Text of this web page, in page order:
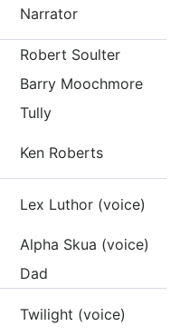
Narrator
Robert Soulter
Barry Moochmore
Tully
Ken Roberts
Lex Luthor (voice)
Alpha Skua (voice)
Dad
Twilight (voice)